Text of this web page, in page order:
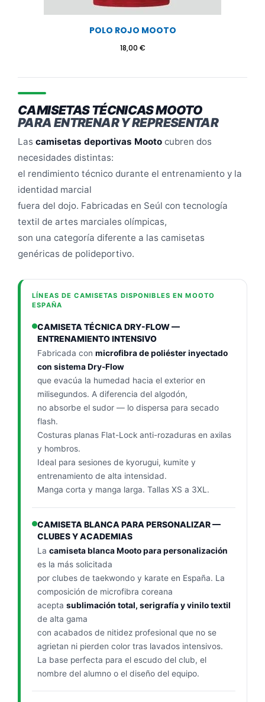
POLO ROJO MOOTO
18,00 €
CAMISETAS TÉCNICAS MOOTO
PARA ENTRENAR Y REPRESENTAR
Las camisetas deportivas Mooto cubren dos
necesidades distintas:
el rendimiento técnico durante el entrenamiento y la
identidad marcial
fuera del dojo. Fabricadas en Seúl con tecnología
textil de artes marciales olímpicas,
son una categoría diferente a las camisetas
genéricas de polideportivo.
LÍNEAS DE CAMISETAS DISPONIBLES EN MOOTO
ESPAÑA
CAMISETA TÉCNICA DRY-FLOW —
ENTRENAMIENTO INTENSIVO
Fabricada conmicrofibra de poliéster inyectado
con sistema Dry-Flow
que evacúa la humedad hacia el exterior en
milisegundos. A diferencia del algodón,
no absorbe el sudor — lo dispersa para secado
flash.
Costuras planas Flat-Lock anti-rozaduras en axilas
y hombros.
Ideal para sesiones de kyorugui, kumite y
entrenamiento de alta intensidad.
Manga corta y manga larga. Tallas XS a 3XL.
CAMISETA BLANCA PARA PERSONALIZAR —
CLUBES Y ACADEMIAS
Lacamiseta blanca Mooto para personalización
es la más solicitada
por clubes de taekwondo y karate en España. La
composición de microfibra coreana
aceptasublimación total, serigrafía y vinilo textil
de alta gama
con acabados de nitidez profesional que no se
agrietan ni pierden color tras lavados intensivos.
La base perfecta para el escudo del club, el
nombre del alumno o el diseño del equipo.